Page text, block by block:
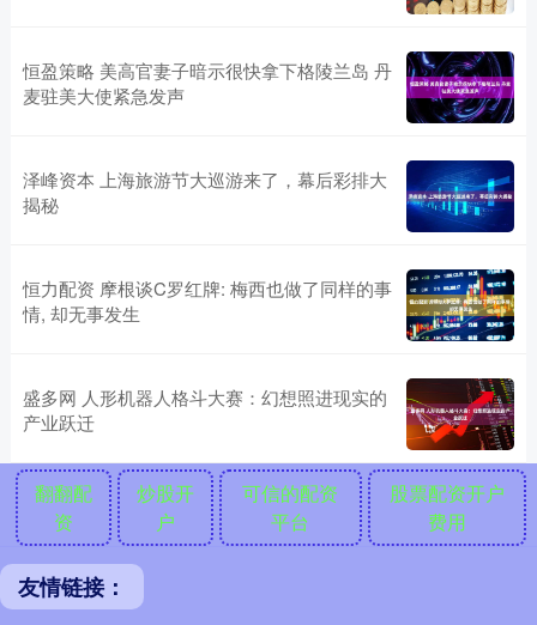
恒盈策略 美高官妻子暗示很快拿下格陵兰岛 丹
麦驻美大使紧急发声
泽峰资本 上海旅游节大巡游来了，幕后彩排大
揭秘
恒力配资 摩根谈C罗红牌: 梅西也做了同样的事
情, 却无事发生
盛多网 人形机器人格斗大赛：幻想照进现实的
产业跃迁
翻翻配
资
炒股开
户
可信的配资
平台
股票配资开户
费用
友情链接：